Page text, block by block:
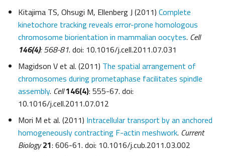
Kitajima TS, Ohsugi M, Ellenberg J (2011) Complete
kinetochore tracking reveals error-prone homologous
chromosome biorientation in mammalian oocytes. Cell
146(4): 568-81. doi: 10.1016/j.cell.2011.07.031
Magidson V et al. (2011) The spatial arrangement of
chromosomes during prometaphase facilitates spindle
assembly. Cell146(4): 555-67. doi:
10.1016/j.cell.2011.07.012
Mori M et al. (2011) Intracellular transport by an anchored
homogeneously contracting F-actin meshwork. Current
Biology 21: 606-61. doi: 10.1016/j.cub.2011.03.002